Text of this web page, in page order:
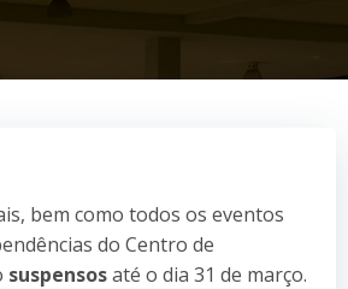
bem como todos os eventos
do Centro de
suspensosaté o dia 31 de março.